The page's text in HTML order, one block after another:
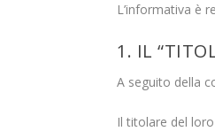
L’informativa è
1. IL
A seguito della
Il titolare del